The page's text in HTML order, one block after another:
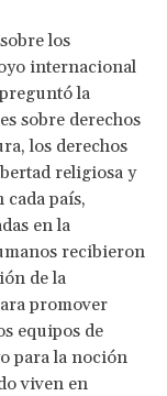
los
internacional
la
sobre derechos
los derechos
religiosa y
cada país,
en la
recibieron
de la
promover
equipos de
para la noción
viven en